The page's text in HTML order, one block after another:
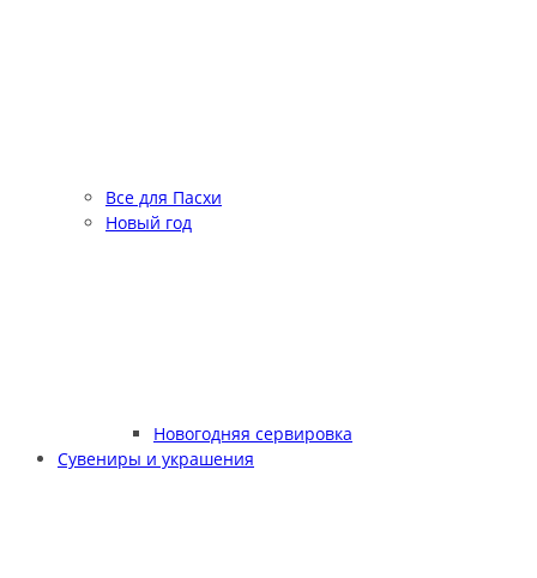
Все для Пасхи
Новый год
Новогодняя сервировка
Сувениры и украшения